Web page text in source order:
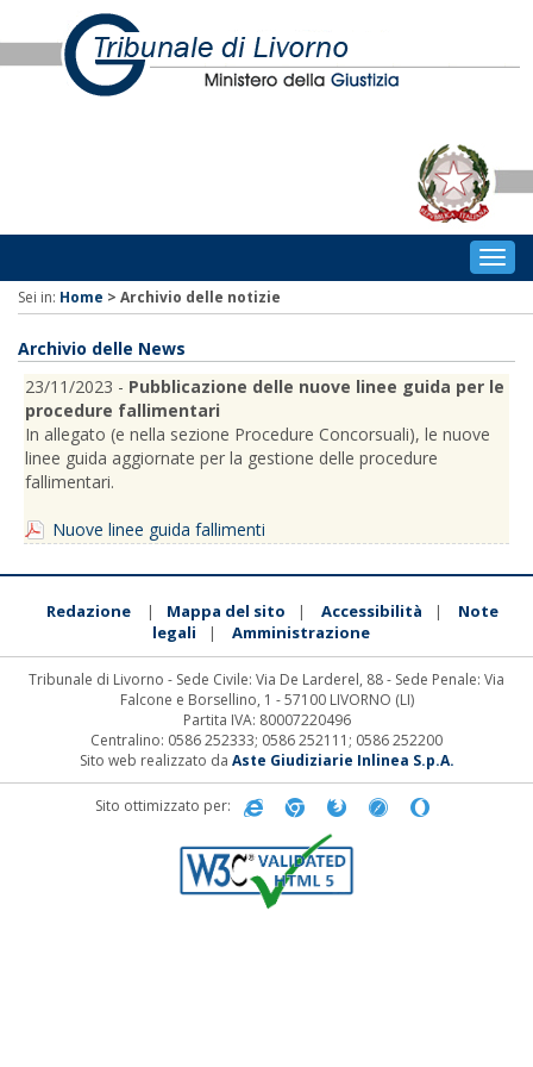
Sei in: Home > Archivio delle notizie
Archivio delle News
23/11/2023 - Pubblicazione delle nuove linee guida per le
procedure fallimentari
In allegato (e nella sezione Procedure Concorsuali), le nuove
linee guida aggiornate per la gestione delle procedure
fallimentari.
Nuove linee guida fallimenti
Redazione | Mappa del sito | Accessibilità |
Note
legali
| Amministrazione
Tribunale di Livorno - Sede Civile: Via De Larderel, 88 - Sede Penale: Via
Falcone e Borsellino, 1 - 57100 LIVORNO (LI)
Partita IVA: 80007220496
Centralino: 0586 252333; 0586 252111; 0586 252200
Sito web realizzato da Aste Giudiziarie Inlinea S.p.A.
Sito ottimizzato per: